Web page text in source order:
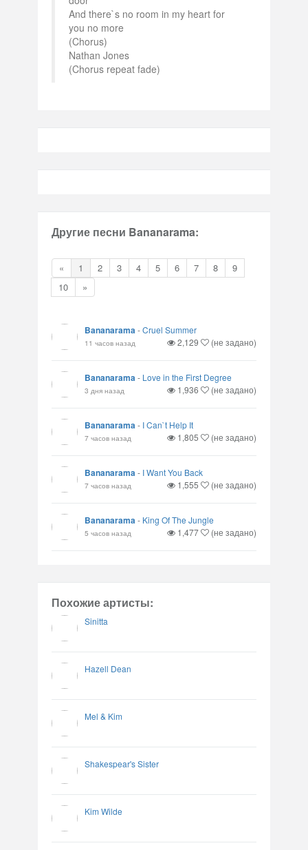
And there`s no room in my heart for
you no more
(Chorus)
Nathan Jones
(Chorus repeat fade)
Другие песни Bananarama:
« 1 2 3 4 5 6 7 8
9
10
»
Bananarama-Cruel Summer
11 часов назад 2,129 (не задано)
Bananarama- Love in the First Degree
3 дня назад 1,936 (не задано)
Bananarama- I Can`t Help It
7 часов назад 1,805 (не задано)
Bananarama- I Want You Back
7 часов назад 1,555 (не задано)
Bananarama- King Of The Jungle
5 часов назад 1,477 (не задано)
Похожие артисты:
Sinitta
Hazell Dean
Mel & Kim
Shakespear's Sister
Kim Wilde